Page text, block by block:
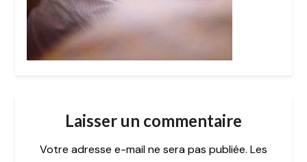
Laisser un commentaire
Votre adresse e-mail ne sera pas publiée. Les